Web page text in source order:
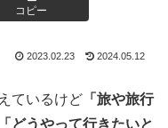
コピー
2023.02.23 2024.05.12
ているけど 「旅や旅行
どうやって行きたいと